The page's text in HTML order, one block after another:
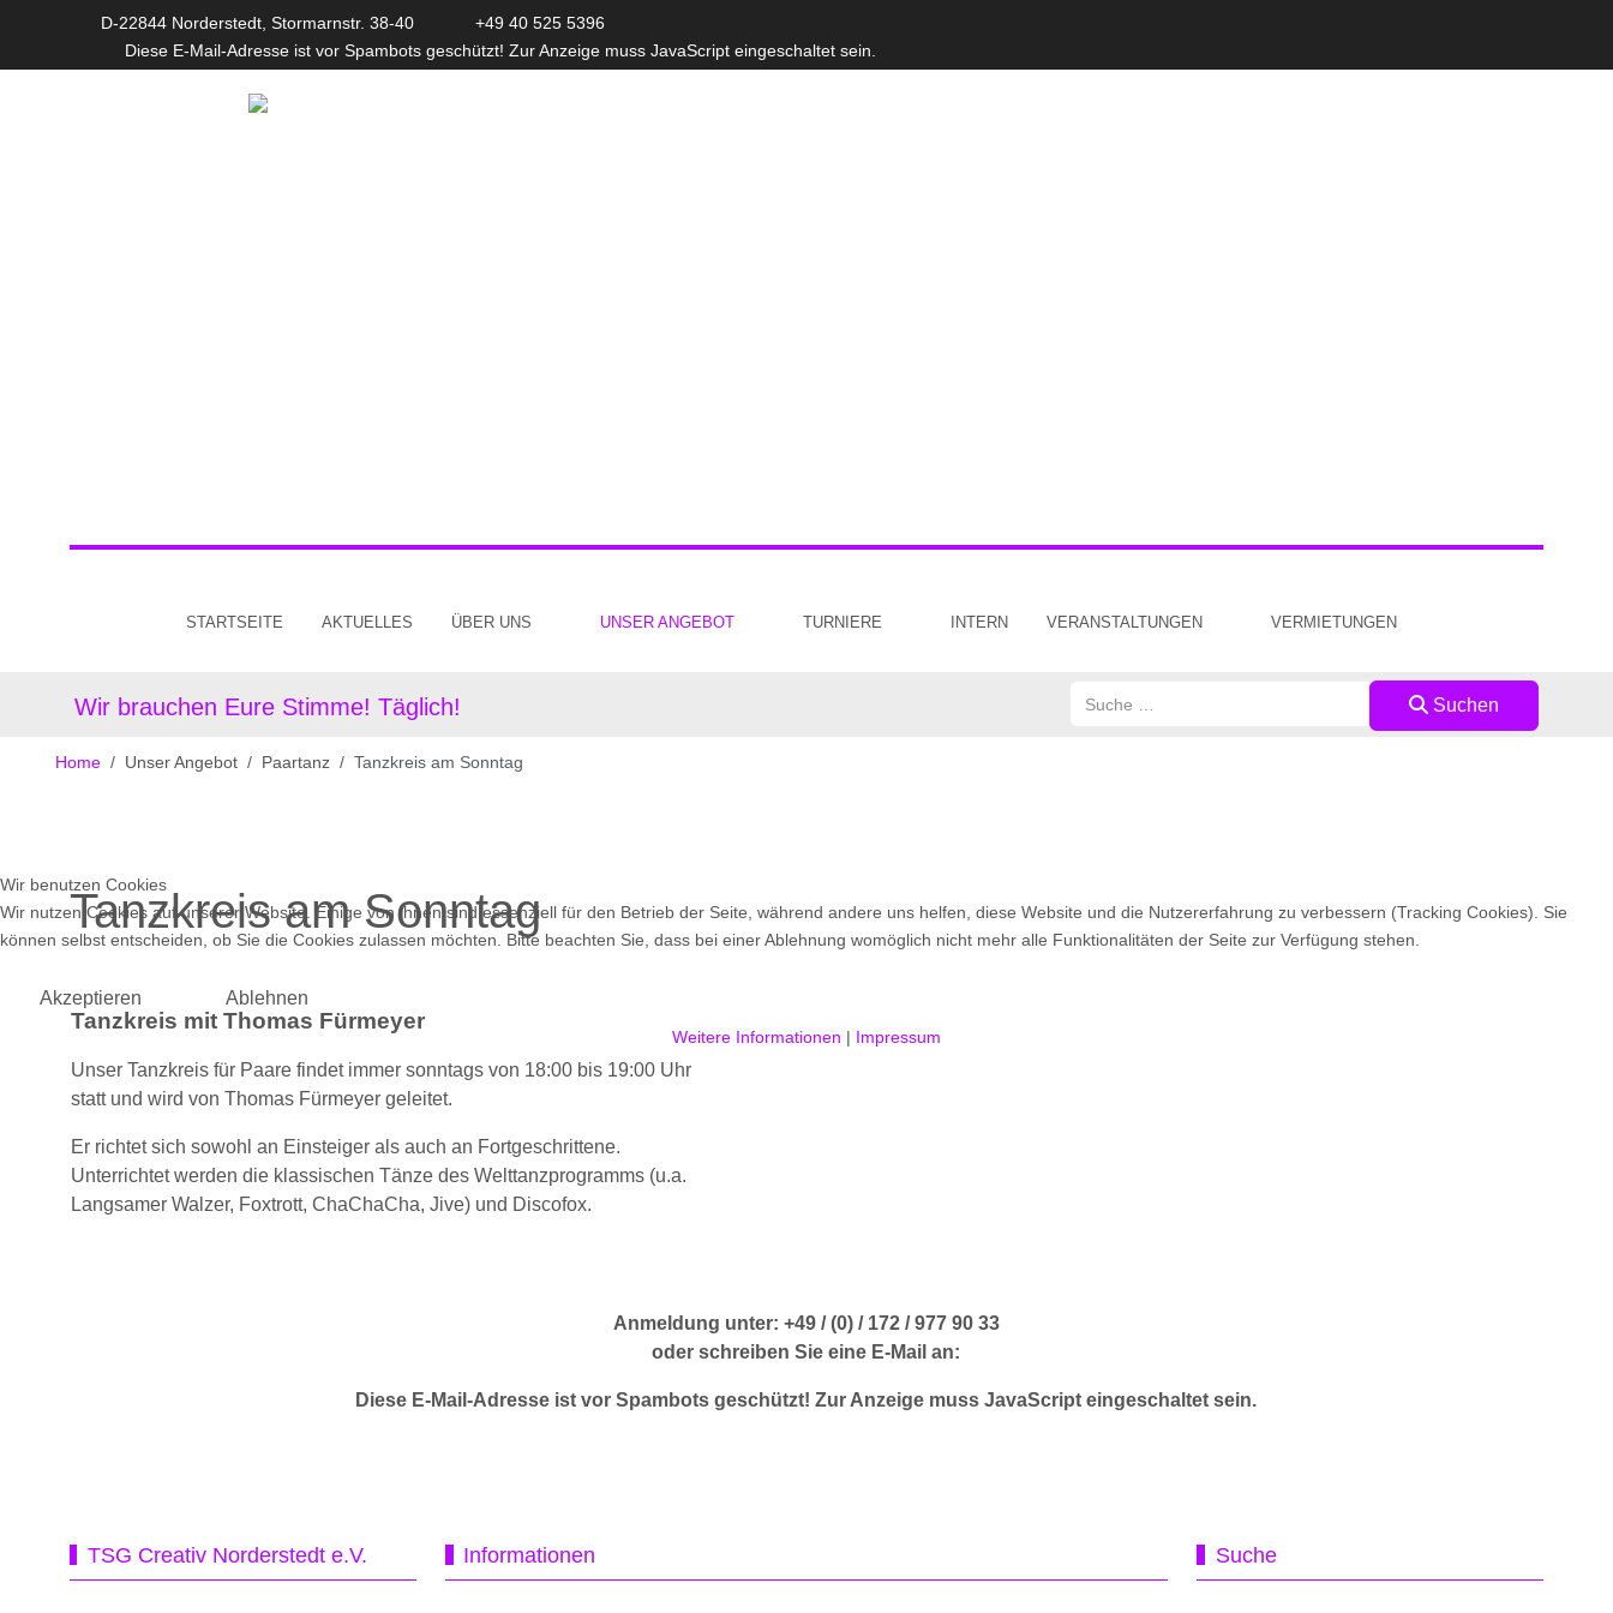
D-22844 Norderstedt, Stormarnstr. 38-40
+49 40 525 5396
Diese E-Mail-Adresse ist vor Spambots geschützt! Zur Anzeige muss JavaScript eingeschaltet sein.
STARTSEITE AKTUELLES ÜBER UNS UNSER ANGEBOT TURNIERE INTERN VERANSTALTUNGEN VERMIETUNGEN
Wir brauchen Eure Stimme! Täglich! Suchen
Home Unser Angebot Paartanz Tanzkreis am Sonntag
Tanzkreis am Sonntag
Tanzkreis mit Thomas Fürmeyer
Unser Tanzkreis für Paare findet immer sonntags von 18:00 bis 19:00 Uhr
statt und wird von Thomas Fürmeyer geleitet.
Er richtet sich sowohl an Einsteiger als auch an Fortgeschrittene.
Unterrichtet werden die klassischen Tänze des Welttanzprogramms (u.a.
Langsamer Walzer, Foxtrott, ChaChaCha, Jive) und Discofox.
Anmeldung unter: +49 / (0) / 172 / 977 90 33
oder schreiben Sie eine E-Mail an:
Diese E-Mail-Adresse ist vor Spambots geschützt! Zur Anzeige muss JavaScript eingeschaltet sein.
TSG Creativ Norderstedt e.V. Informationen Suche
Wir benutzen Cookies
Wir nutzen Cookies auf unserer Website. Einige von ihnen sind essenziell für den Betrieb der Seite, während andere uns helfen, diese Website und die Nutzererfahrung zu verbessern (Tracking Cookies). Sie
können selbst entscheiden, ob Sie die Cookies zulassen möchten. Bitte beachten Sie, dass bei einer Ablehnung womöglich nicht mehr alle Funktionalitäten der Seite zur Verfügung stehen.
Akzeptieren Ablehnen
Weitere Informationen | Impressum